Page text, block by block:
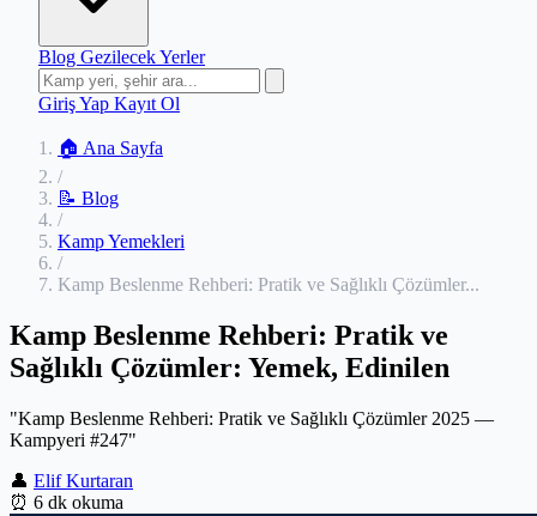
Blog Gezilecek Yerler
Giriş Yap Kayıt Ol
🏠 Ana Sayfa
/
📝 Blog
/
Kamp Yemekleri
/
Kamp Beslenme Rehberi: Pratik ve Sağlıklı Çözümler...
Kamp Beslenme Rehberi: Pratik ve
Sağlıklı Çözümler: Yemek, Edinilen
"Kamp Beslenme Rehberi: Pratik ve Sağlıklı Çözümler 2025 —
Kampyeri #247"
👤 Elif Kurtaran
⏰ 6 dk okuma